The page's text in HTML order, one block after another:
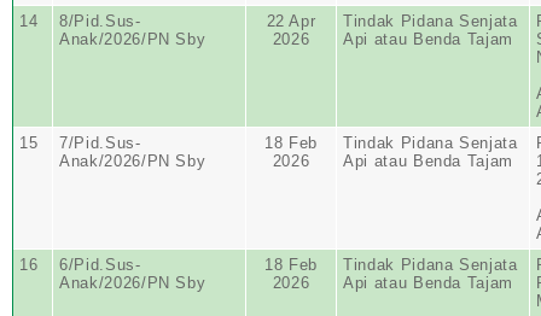
14
8/Pid.Sus-
Anak/2026/PN Sby
22 Apr
2026
Tindak Pidana Senjata
Api atau Benda Tajam
15
7/Pid.Sus-
Anak/2026/PN Sby
18 Feb
2026
Tindak Pidana Senjata
Api atau Benda Tajam
16
6/Pid.Sus-
Anak/2026/PN Sby
18 Feb
2026
Tindak Pidana Senjata
Api atau Benda Tajam